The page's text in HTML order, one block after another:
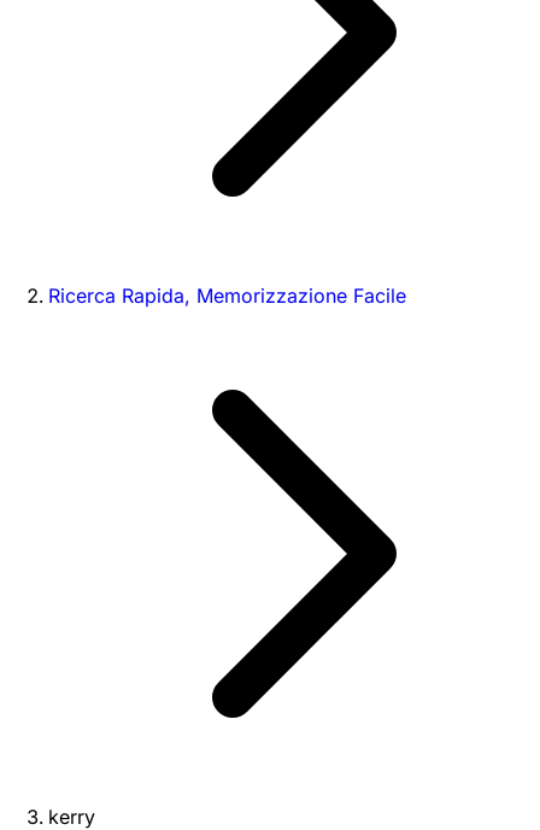
Ricerca Rapida, Memorizzazione Facile
kerry